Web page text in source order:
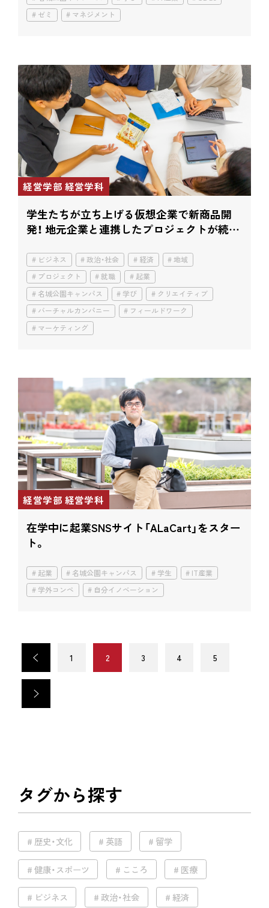
ゼミ
マネジメント
経営学部 経営学科
学生たちが立ち上げる仮想企業で新商品開
発！ 地元企業と連携したプロジェクトが続々
ビジネス 政治・社会 経済
地域
プロジェクト
就職
起業
名城公園キャンパス
学び
クリエイティブ
バーチャルカンパニー
フィールドワーク
マーケティング
経営学部 経営学科
在学中に起業SNSサイト「ALaCart」をスター
ト。
起業 名城公園キャンパス 学生
IT産業
学外コンペ
自分イノベーション
< 1 2 3 4 5
>
タグから探す
歴史・文化 英語 留学
健康・スポーツ こころ 医療
ビジネス 政治・社会 経済